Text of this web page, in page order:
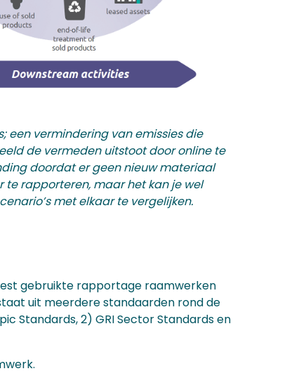
een vermindering van emissies die
de vermeden uitstoot door online te
doordat er geen nieuw materiaal
rapporteren, maar het kan je wel
met elkaar te vergelijken.
gebruikte rapportage raamwerken
uit meerdere standaarden rond de
Standards, 2) GRI Sector Standards en